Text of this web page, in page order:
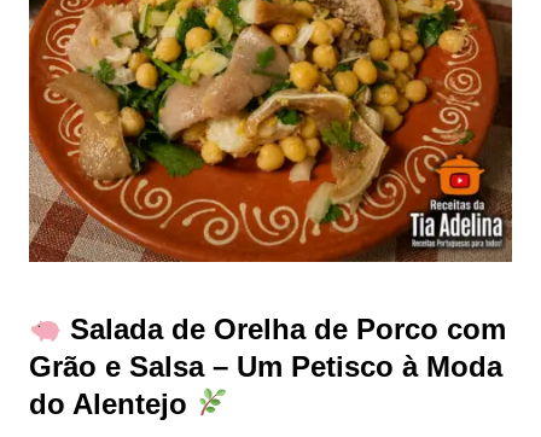
Salada de Orelha de Porco com
Grão e Salsa – Um Petisco à Moda
do Alentejo